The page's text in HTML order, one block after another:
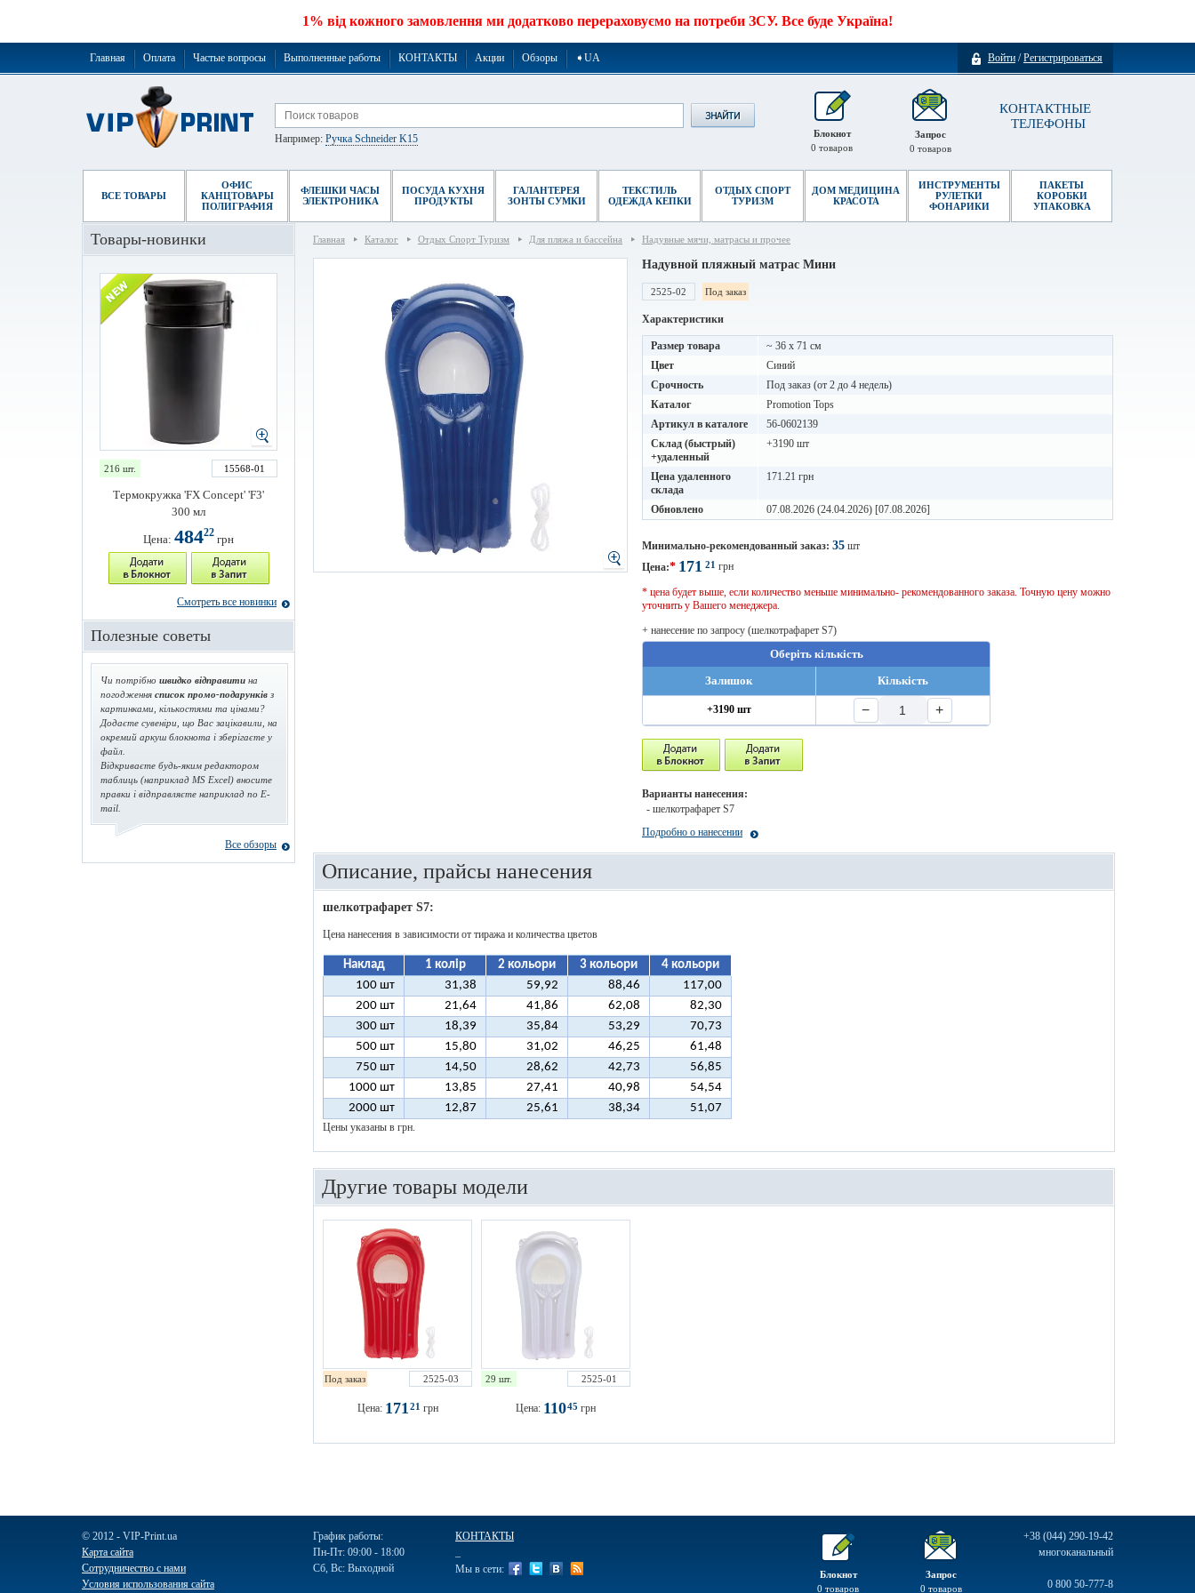
1% від кожного замовлення ми додатково перераховуємо на потреби ЗСУ. Все буде Україна!
Войти /Регистрироваться
Главная Оплата Частые вопросы Выполненные работы КОНТАКТЫ Акции Обзоры ➧UA
КОНТАКТНЫЕ
ТЕЛЕФОНЫ
Запрос
0 товаров
Например: Ручка Schneider K15
Блокнот
0 товаров
ВСЕ ТОВАРЫ
ОФИС
КАНЦТОВАРЫ
ПОЛИГРАФИЯ
ФЛЕШКИ ЧАСЫ
ЭЛЕКТРОНИКА
ПОСУДА КУХНЯ
ПРОДУКТЫ
ГАЛАНТЕРЕЯ
ЗОНТЫ СУМКИ
ТЕКСТИЛЬ
ОДЕЖДА КЕПКИ
ОТДЫХ СПОРТ
ТУРИЗМ
ДОМ МЕДИЦИНА
КРАСОТА
ИНСТРУМЕНТЫ
РУЛЕТКИ
ФОНАРИКИ
ПАКЕТЫ
КОРОБКИ
УПАКОВКА
Главная Каталог Отдых Спорт Туризм Для пляжа и бассейна Надувные мячи, матрасы и прочее
Надувной пляжный матрас Мини
2525-02 Под заказ
Характеристики
Размер товара
~ 36 x 71 см
Цвет
Синий
Срочность
Под заказ (от 2 до 4 недель)
Каталог
Promotion Tops
Артикул в каталоге
56-0602139
Склад (быстрый)
+удаленный
+3190 шт
Цена удаленного
склада
171.21 грн
Обновлено 07.08.2026 (24.04.2026) [07.08.2026]
Минимально-рекомендованный заказ: 35 шт
Цена:* 171 21 грн
* цена будет выше, если количество меньше минимально- рекомендованного заказа. Точную цену можно
уточнить у Вашего менеджера.
+ нанесение по запросу (шелкотрафарет S7)
Оберіть кількість
Залишок
Кількість
+3190 шт − +
Варианты нанесения:
- шелкотрафарет S7
Подробно о нанесении
Описание, прайсы нанесения
шелкотрафарет S7:
Цена нанесения в зависимости от тиража и количества цветов
Наклад 1 колір 2 кольори 3 кольори
4 кольори
100 шт
31,38 59,92 88,46
117,00
200 шт
21,64 41,86 62,08
82,30
300 шт
18,39 35,84 53,29
70,73
500 шт
15,80 31,02 46,25
61,48
750 шт
14,50 28,62 42,73
56,85
1000 шт
13,85 27,41 40,98
54,54
2000 шт
12,87 25,61 38,34 51,07
Цены указаны в грн.
Другие товары модели
Под заказ 2525-03
Цена: 17121 грн
29 шт. 2525-01
Цена: 11045 грн
Товары-новинки
216 шт. 15568-01
Термокружка 'FX Concept' 'F3'
300 мл
Цена: 48422 грн
Смотреть все новинки
Полезные советы
Чи потрібно швидко відправити на
погодження список промо-подарунків з
картинками, кількостями та цінами?
Додаєте сувеніри, що Вас зацікавили, на
окремий аркуш блокнота і зберігаєте у
файл.
Відкриваєте будь-яким редактором
таблиць (наприклад MS Excel) вносите
правки і відправляєте наприклад по E-
mail.
Все обзоры
+38 (044) 290-19-42
многоканальный
0 800 50-777-8
Запрос
0 товаров
Блокнот
0 товаров
© 2012 - VIP-Print.ua
Карта сайта
Сотрудничество с нами
Условия использования сайта
График работы:
Пн-Пт: 09:00 - 18:00
Сб, Вс: Выходной
КОНТАКТЫ
Мы в сети: